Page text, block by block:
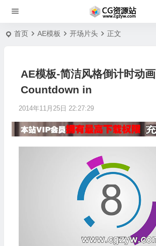
首页 AE模板 开场片头 正文
AE模板-简洁风格倒计时动画
Countdown in
2014年11月25日 22:27:29